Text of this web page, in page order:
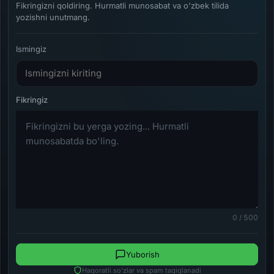
Fikringizni qoldiring. Hurmatli munosabat va o'zbek tilida
yozishni unutmang.
Ismingiz
0 / 500
Haqoratli so'zlar va spam taqiqlanadi
Yuborish